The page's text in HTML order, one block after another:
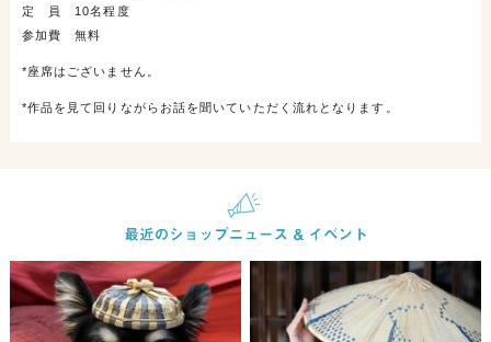
定 員 10名程度
参加費 無料
*座席はございません。
*作品を見て回りながらお話を聞いていただく流れとなります。